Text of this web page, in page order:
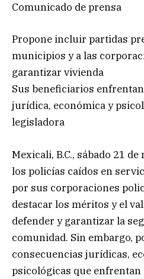
Comunicado de prensa
Propone incluir partidas
municipios y a las
garantizar vivienda
Sus beneficiarios
jurídica, económica y
legisladora
Mexicali, B.C., sábado 21
los policías caídos en
por sus corporaciones
destacar los méritos y el
defender y garantizar la
comunidad. Sin embargo,
consecuencias jurídicas,
psicológicas que enfrentan